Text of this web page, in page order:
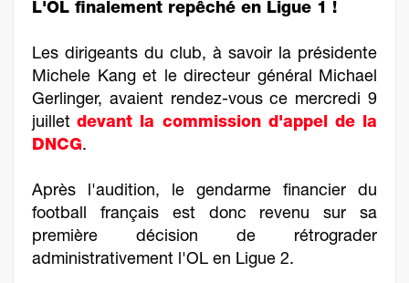
L'OL finalement repêché en Ligue 1 !
Les dirigeants du club, à savoir la présidente
Michele Kang et le directeur général Michael
Gerlinger, avaient rendez-vous ce mercredi 9
juilletdevant la commission d'appel de la
DNCG.
Après l'audition, le gendarme financier du
football français est donc revenu sur sa
première décision de rétrograder
administrativement l'OL en Ligue 2.